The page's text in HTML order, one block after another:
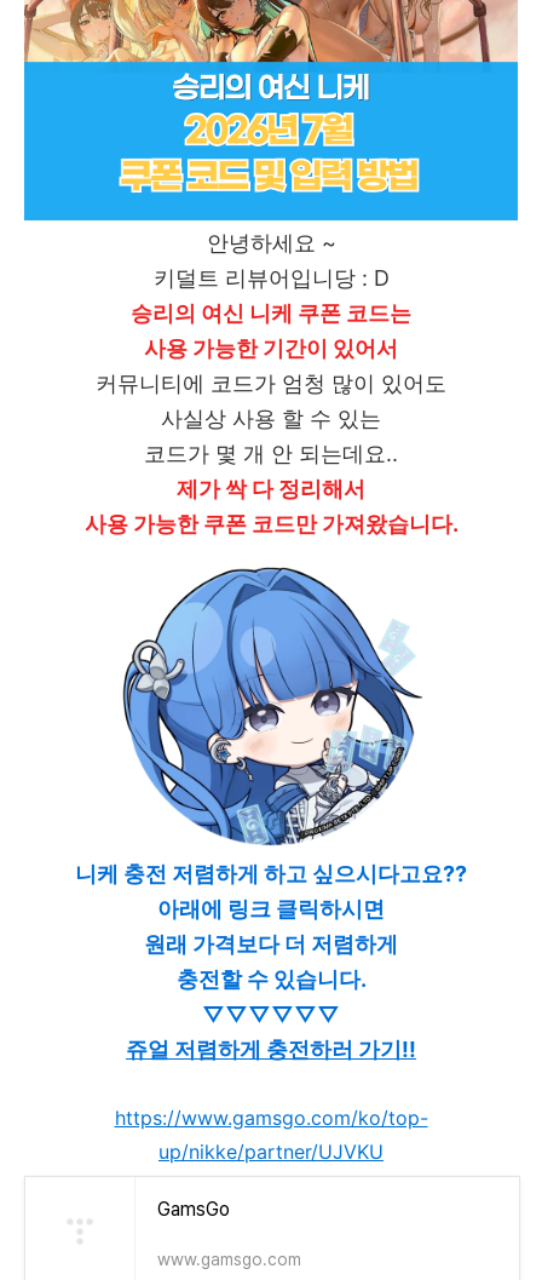
안녕하세요 ~
키덜트 리뷰어입니당 : D
승리의 여신 니케 쿠폰 코드는
사용 가능한 기간이 있어서
커뮤니티에 코드가 엄청 많이 있어도
사실상 사용 할 수 있는
코드가 몇 개 안 되는데요..
제가 싹 다 정리해서
사용 가능한 쿠폰 코드만 가져왔습니다.
니케 충전 저렴하게 하고 싶으시다고요??
아래에 링크 클릭하시면
원래 가격보다 더 저렴하게
충전할 수 있습니다.
▽▽▽▽▽▽
쥬얼 저렴하게 충전하러 가기!!
https://www.gamsgo.com/ko/top-
up/nikke/partner/UJVKU
GamsGo
www.gamsgo.com